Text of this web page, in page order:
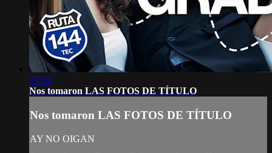
07:32
Nos tomaron LAS FOTOS DE TÍTULO
Nos tomaron LAS FOTOS DE TÍTULO
AY NO OIGAN